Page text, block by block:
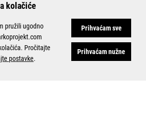
kolačiće
pružili ugodno
Pročitajte
postavke.
Prihvaćam sve
Prihvaćam nužne